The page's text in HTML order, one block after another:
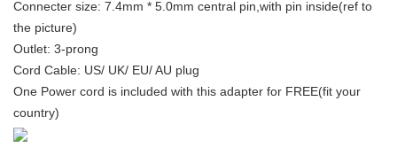
Connecter size: 7.4mm * 5.0mm central pin,with pin inside(ref to
the picture)
Outlet: 3-prong
Cord Cable: US/ UK/ EU/ AU plug
One Power cord is included with this adapter for FREE(fit your
country)